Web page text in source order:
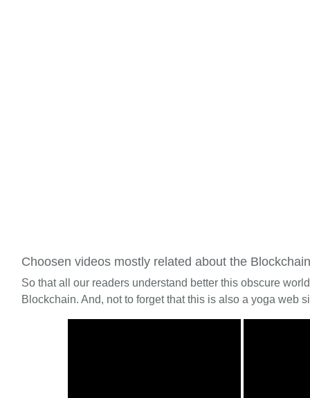
Choosen videos mostly related about the Blockchain
So that all our readers understand better this obscure
Blockchain. And, not to forget that this is also a yoga web